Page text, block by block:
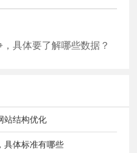
具体要了解哪些数据？
站结构优化
具体标准有哪些